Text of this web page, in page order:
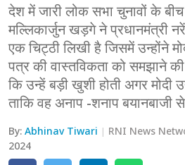
क्राइम
शिक्षा
वेब स्टोरी
देश में जारी लोक सभा चुनावों के
मल्लिकार्जुन खड़गे ने प्रधानमंत्री
एक चिट्ठी लिखी है जिसमें उन्होंने
पत्र की वास्तविकता को समझाने
कि उन्हें बड़ी खुशी होती अगर मोदी
ताकि वह अनाप -शनाप बयानबाजी
By:Abhinav Tiwari RNI News
2024
वाराणसी
आगरा
अयोध्या
मथुरा